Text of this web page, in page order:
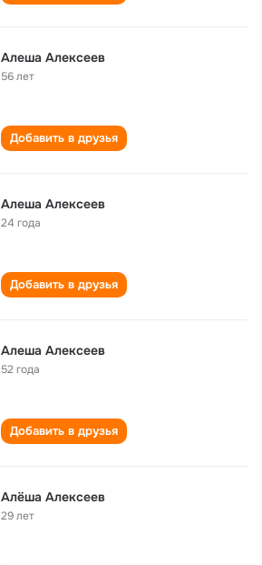
Алеша Алексеев
56 лет
Добавить в друзья
Алеша Алексеев
24 года
Добавить в друзья
Алеша Алексеев
52 года
Добавить в друзья
Алёша Алексеев
29 лет